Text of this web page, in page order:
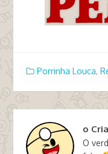
Porrinha Louca,
o
O